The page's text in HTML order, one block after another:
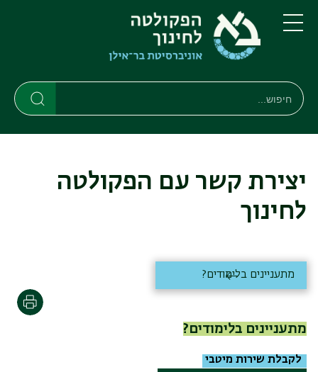
דילוג
לתוכן
העיקרי
דילוג
לתפריט
ניווט
ראשי
תפריט
חיפוש
חיפוש
יצירת קשר עם הפקולטה
לחינוך
מתעניינים בלימודים?
מתעניינים בלימודים?
לקבלת שירות מיטבי